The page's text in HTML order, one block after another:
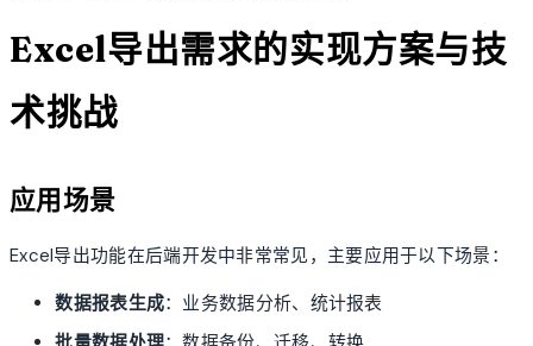
Excel导出需求的实现方案与技
术挑战
应用场景
Excel导出功能在后端开发中非常常见，主要应用于以下场景：
数据报表生成：业务数据分析、统计报表